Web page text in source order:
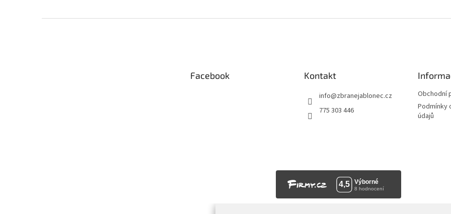
Facebook Kontakt
info@zbranejablonec.cz
775 303 446
Obchodní
Podmínky
údajů